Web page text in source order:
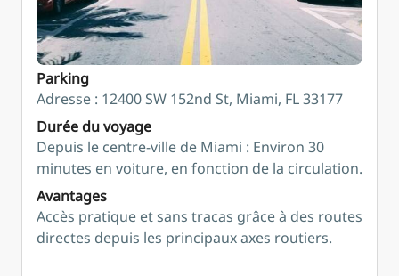
Parking
Adresse : 12400 SW 152nd St, Miami, FL 33177
Durée du voyage
Depuis le centre-ville de Miami : Environ 30
minutes en voiture, en fonction de la circulation.
Avantages
Accès pratique et sans tracas grâce à des routes
directes depuis les principaux axes routiers.